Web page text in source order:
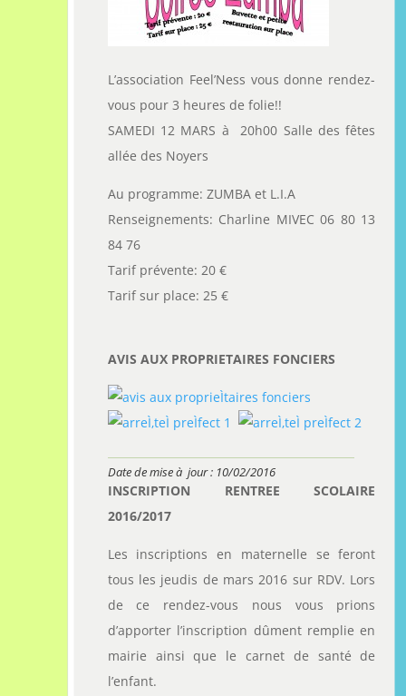
L’association Feel’Ness vous donne rendez-
vous pour 3 heures de folie!!
SAMEDI 12 MARS à 20h00 Salle des fêtes
allée des Noyers
Au programme: ZUMBA et L.I.A
Renseignements: Charline MIVEC 06 80 13
84 76
Tarif prévente: 20 €
Tarif sur place: 25 €
AVIS AUX PROPRIETAIRES FONCIERS
Date de mise à jour : 10/02/2016
INSCRIPTION RENTREE SCOLAIRE
2016/2017
Les inscriptions en maternelle se feront
tous les jeudis de mars 2016 sur RDV. Lors
de ce rendez-vous nous vous prions
d’apporter l’inscription dûment remplie en
mairie ainsi que le carnet de santé de
l’enfant.